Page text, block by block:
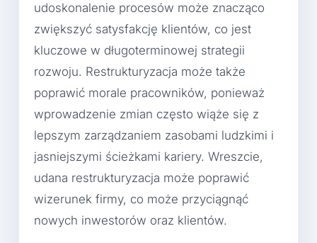
udoskonalenie procesów może znacząco
zwiększyć satysfakcję klientów, co jest
kluczowe w długoterminowej strategii
rozwoju. Restrukturyzacja może także
poprawić morale pracowników, ponieważ
wprowadzenie zmian często wiąże się z
lepszym zarządzaniem zasobami ludzkimi i
jasniejszymi ścieżkami kariery. Wreszcie,
udana restrukturyzacja może poprawić
wizerunek firmy, co może przyciągnąć
nowych inwestorów oraz klientów.